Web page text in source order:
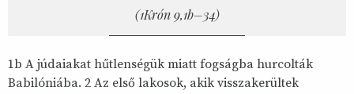
1Krón 9,1b–34
1b A júdaiakat hűtlenségük miatt fogságba hurcolták
Babilóniába. 2 Az első lakosok, akik visszakerültek